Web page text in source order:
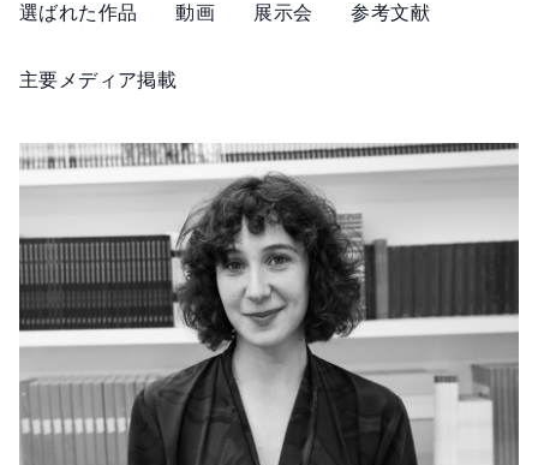
選ばれた作品 動画 展示会 参考文献
主要メディア掲載